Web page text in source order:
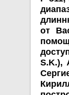
от
S.K.),